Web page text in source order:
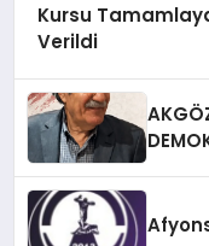
Kursu
Verildi